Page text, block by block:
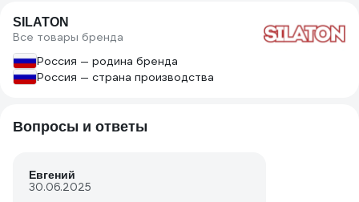
SILATON
Все товары бренда
Россия — родина бренда
Россия — страна производства
Вопросы и ответы
Евгений
30.06.2025